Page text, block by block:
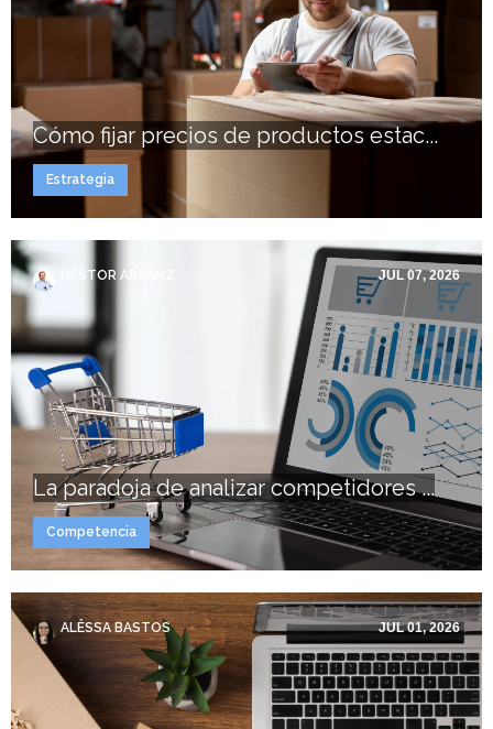
Cómo fijar precios de productos estac...
Estrategia
NÉSTOR ARRANZ JUL 07, 2026
La paradoja de analizar competidores ...
Competencia
ALÊSSA BASTOS JUL 01, 2026